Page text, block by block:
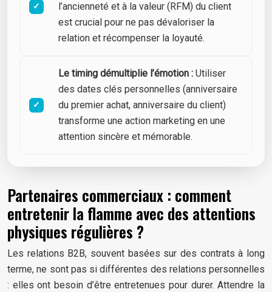
l’ancienneté et à la valeur (RFM) du client
est crucial pour ne pas dévaloriser la
relation et récompenser la loyauté.
Le timing démultiplie l’émotion : Utiliser
des dates clés personnelles (anniversaire
du premier achat, anniversaire du client)
transforme une action marketing en une
attention sincère et mémorable.
Partenaires commerciaux : comment
entretenir la flamme avec des attentions
physiques régulières ?
Les relations B2B, souvent basées sur des contrats à long
terme, ne sont pas si différentes des relations personnelles
: elles ont besoin d’être entretenues pour durer. Attendre la